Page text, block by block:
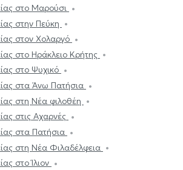
στο Μαρούσι
στην Πεύκη
στον Χολαργό
στο Ηράκλειο Κρήτης
στο Ψυχικό
στα Άνω Πατήσια
στη Νέα φιλοθέη
στις Αχαρνές
στα Πατήσια
στη Νέα Φιλαδέλφεια
στο Ίλιον